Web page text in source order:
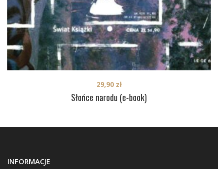
Słońce narodu (e-book)
29,90 zł
INFORMACJE